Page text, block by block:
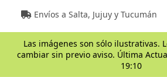
Envíos a Salta, Jujuy y Tucumán
Las imágenes son sólo ilustrativas.
cambiar sin previo aviso. Última
19:10